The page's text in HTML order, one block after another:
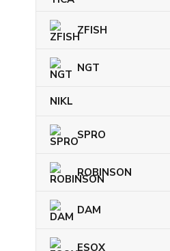
ZFISH
NGT
NIKL
SPRO
ROBINSON
DAM
ESOX